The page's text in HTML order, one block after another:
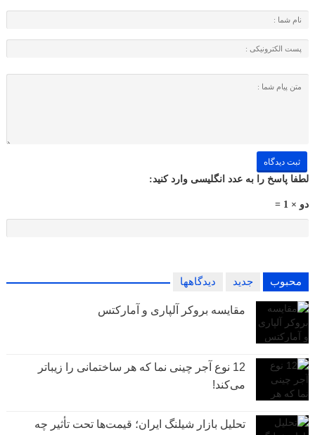
لطفا پاسخ را به عدد انگلیسی وارد کنید:
دو × 1 =
محبوب جدید دیدگاهها
مقایسه بروکر آلپاری و آمارکتس
12 نوع آجر چینی نما که هر ساختمانی را زیباتر
می‌کند!
تحلیل بازار شیلنگ ایران؛ قیمت‌ها تحت تأثیر چه